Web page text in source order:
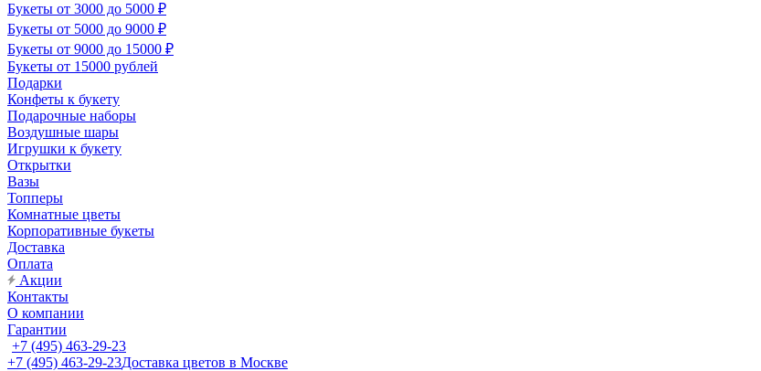
Букеты от 3000 до 5000 ₽
Букеты от 5000 до 9000 ₽
Букеты от 9000 до 15000 ₽
Букеты от 15000 рублей
Подарки
Конфеты к букету
Подарочные наборы
Воздушные шары
Игрушки к букету
Открытки
Вазы
Топперы
Комнатные цветы
Корпоративные букеты
Доставка
Оплата
Акции
Контакты
О компании
Гарантии
+7 (495) 463-29-23
+7 (495) 463-29-23Доставка цветов в Москве